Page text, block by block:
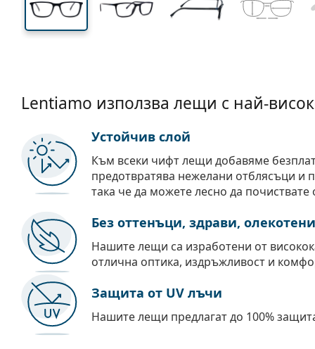
Lentiamo използва лещи с най-
Устойчив слой
Към всеки чифт лещи добавяме
предотвратява нежелани отблясъци и
така че да можете лесно да почиствате
Без оттенъци, здрави, олекотени
Нашите лещи са изработени от
отлична оптика, издръжливост и
Защита от UV лъчи
Нашите лещи предлагат до 100%